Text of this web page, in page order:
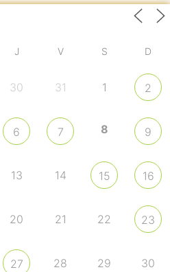
J V S D
30 31 1 2
6 7 8 9
13 14 15 16
20 21 22 23
27 28 29 30